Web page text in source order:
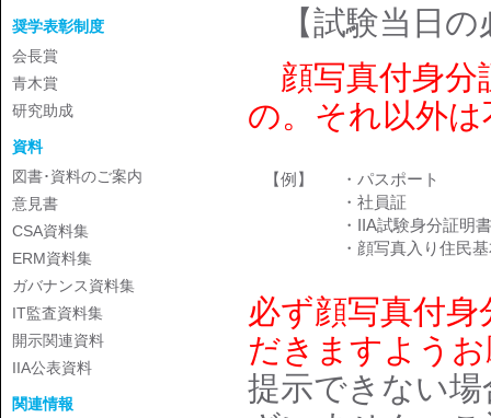
奨学表彰制度
会長賞
青木賞
研究助成
資料
図書･資料のご案内
意見書
CSA資料集
ERM資料集
ガバナンス資料集
IT監査資料集
開示関連資料
IIA公表資料
関連情報
【試験当日の
顔写真付身分
の。それ以外は
【例】
・パスポート
・社員証
・IIA試験身分証明書
・顔写真入り住民
必ず顔写真付
だきますよう
提示できない